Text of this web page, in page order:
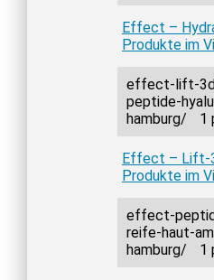
Effect –
Produkte im
effect-lift-
peptide-
hamburg/
1
Effect – Lift-
Produkte im
effect-
reife-haut-
hamburg/
1